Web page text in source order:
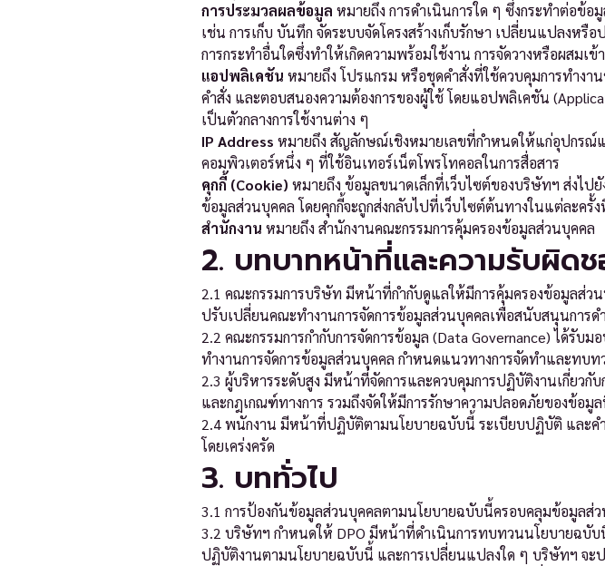
การประมวลผลข้อมูล หมายถึง การดำเนินการใด ๆ ซึ่งกระทำต่อข้
เช่น การเก็บ บันทึก จัดระบบจัดโครงสร้างเก็บรักษา เปลี่ยนแปลงหรื
การกระทำอื่นใดซึ่งทำให้เกิดความพร้อมใช้งาน การจัดวางหรือผสมเข้
แอปพลิเคชัน หมายถึง โปรแกรม หรือชุดคำสั่งที่ใช้ควบคุมการทำง
คำสั่ง และตอบสนองความต้องการของผู้ใช้ โดยแอปพลิเคชัน
เป็นตัวกลางการใช้งานต่าง ๆ
IP Address หมายถึง สัญลักษณ์เชิงหมายเลขที่กำหนดให้แก่อุปกรณ์
คอมพิวเตอร์หนึ่ง ๆ ที่ใช้อินเทอร์เน็ตโพรโทคอลในการสื่อสาร
คุกกี้ (Cookie) หมายถึง ข้อมูลขนาดเล็กที่เว็บไซต์ของบริษัทฯ ส่งไป
ข้อมูลส่วนบุคคล โดยคุกกี้จะถูกส่งกลับไปที่เว็บไซต์ต้นทางในแต่ละครั้ง
สำนักงาน หมายถึง สำนักงานคณะกรรมการคุ้มครองข้อมูลส่วนบุคคล
2. บทบาทหน้าที่และความรับผิด
2.1 คณะกรรมการบริษัท มีหน้าที่กำกับดูแลให้มีการคุ้มครองข้อมูลส่
ปรับเปลี่ยนคณะทำงานการจัดการข้อมูลส่วนบุคคลเพื่อสนับสนุนการด
2.2 คณะกรรมการกำกับการจัดการข้อมูล (Data Governance) ได้รั
ทำงานการจัดการข้อมูลส่วนบุคคล กำหนดแนวทางการจัดทำและทบ
2.3 ผู้บริหารระดับสูง มีหน้าที่จัดการและควบคุมการปฏิบัติงานเกี่ยวกั
และกฎเกณฑ์ทางการ รวมถึงจัดให้มีการรักษาความปลอดภัยของข้อมู
2.4 พนักงาน มีหน้าที่ปฏิบัติตามนโยบายฉบับนี้ ระเบียบปฏิบัติ และค
โดยเคร่งครัด
3. บททั่วไป
3.1 การป้องกันข้อมูลส่วนบุคคลตามนโยบายฉบับนี้ครอบคลุมข้อมูลส่
3.2 บริษัทฯ กำหนดให้ DPO มีหน้าที่ดำเนินการทบทวนนโยบายฉบั
ปฏิบัติงานตามนโยบายฉบับนี้ และการเปลี่ยนแปลงใด ๆ บริษัทฯ จะ